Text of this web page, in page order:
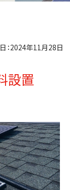
：2024年11月28日
設置